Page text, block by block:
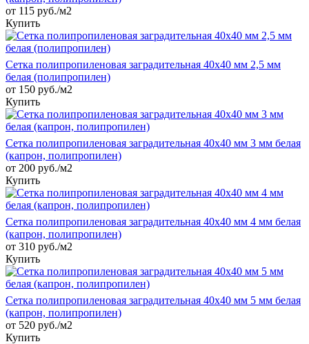
от 115 руб./м2
Купить
Сетка полипропиленовая заградительная 40х40 мм 2,5 мм
белая (полипропилен)
от 150 руб./м2
Купить
Сетка полипропиленовая заградительная 40х40 мм 3 мм белая
(капрон, полипропилен)
от 200 руб./м2
Купить
Сетка полипропиленовая заградительная 40х40 мм 4 мм белая
(капрон, полипропилен)
от 310 руб./м2
Купить
Сетка полипропиленовая заградительная 40х40 мм 5 мм белая
(капрон, полипропилен)
от 520 руб./м2
Купить